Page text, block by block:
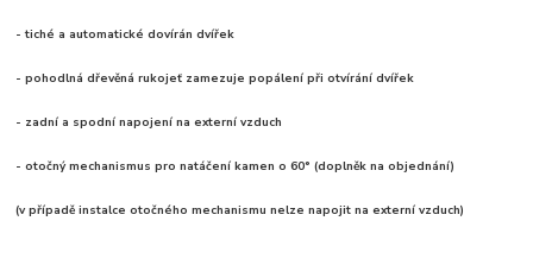
- tiché a automatické dovírán dvířek
- pohodlná dřevěná rukojeť zamezuje popálení při otvírání dvířek
- zadní a spodní napojení na externí vzduch
- otočný mechanismus pro natáčení kamen o 60° (doplněk na objednání)
(v případě instalce otočného mechanismu nelze napojit na externí vzduch)